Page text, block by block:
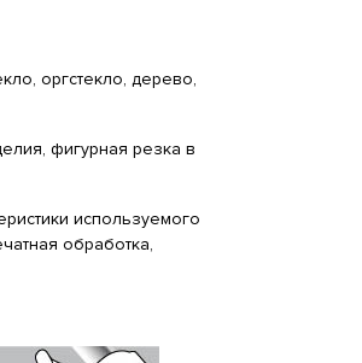
оргстекло, дерево,
фигурная резка в
используемого
обработка,